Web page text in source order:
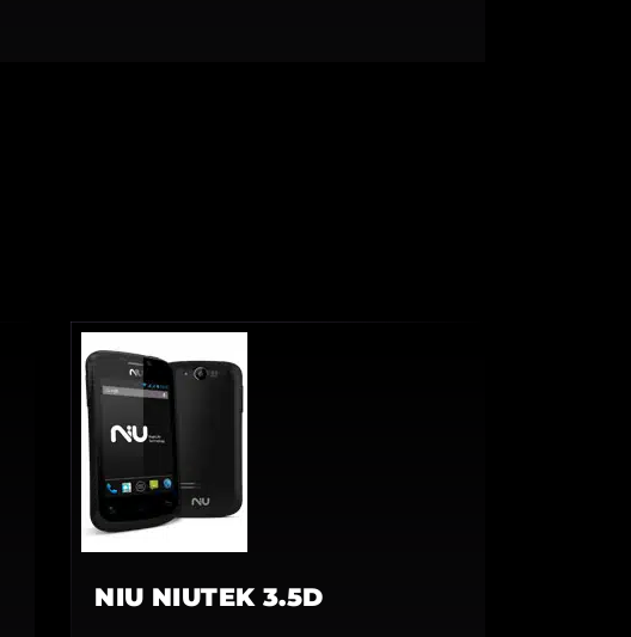
NIU NIUTEK 3.5D